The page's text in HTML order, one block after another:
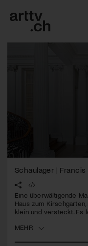
seconds
minutes,
15
seconds
Schaulager | Francis
Eine überwältigende
Haus zum
klein und versteckt. Es
MEHR
Mach mit: «Be Part of
Engagiere dich als
Kulturinstitution und
Mit deiner
diversen Kulturevents.
Jetzt Mitglied